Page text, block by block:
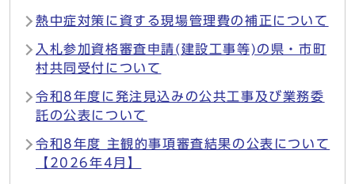
熱中症対策に資する現場管理費の補正について
入札参加資格審査申請(建設工事等)の県・市町
村共同受付について
令和8年度に発注見込みの公共工事及び業務委
託の公表について
令和8年度 主観的事項審査結果の公表について
【2026年4月】